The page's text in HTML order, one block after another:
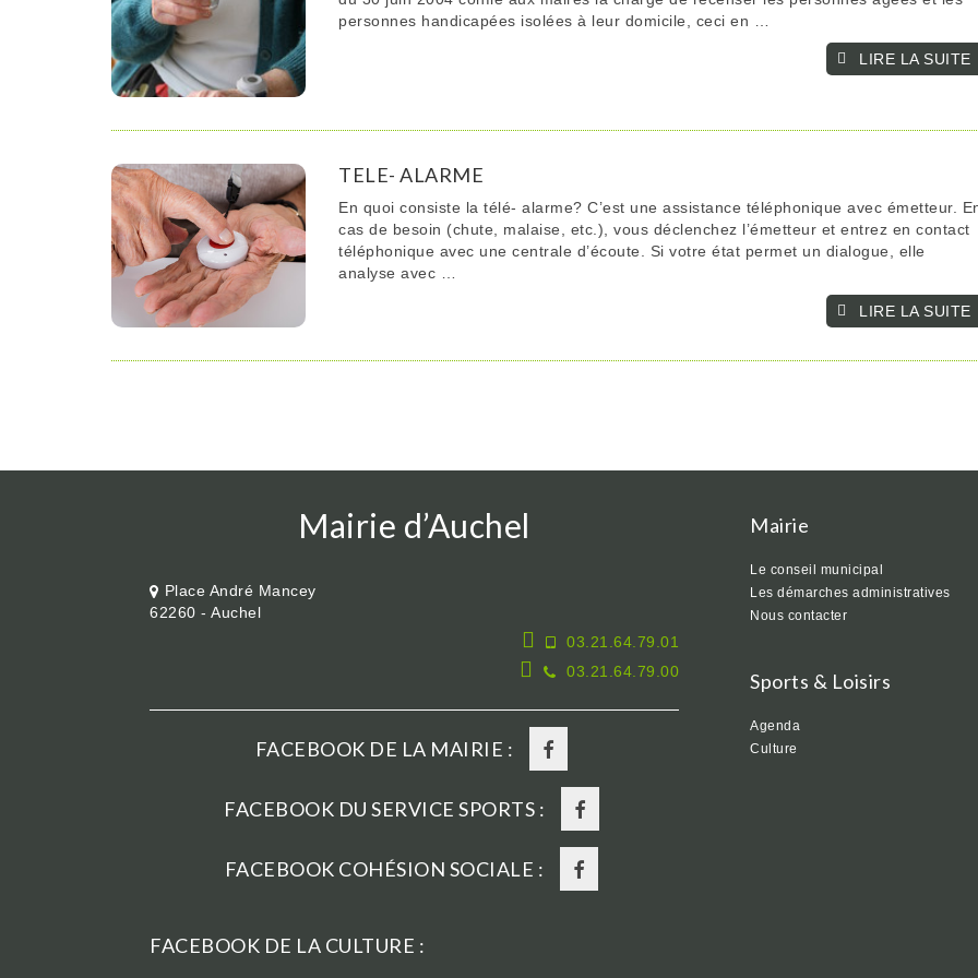
personnes handicapées isolées à leur domicile, ceci en …
LIRE LA SUITE­­
TELE- ALARME
En quoi consiste la télé- alarme? C’est une assistance téléphonique avec émetteur.
cas de besoin (chute, malaise, etc.), vous déclenchez l’émetteur et entrez en contact
téléphonique avec une centrale d’écoute. Si votre état permet un dialogue, elle
analyse avec …
LIRE LA SUITE­­
Mairie d’Auchel
Place André Mancey
62260 - Auchel
03.21.64.79.01
03.21.64.79.00
FACEBOOK DE LA MAIRIE :
FACEBOOK DU SERVICE SPORTS :
FACEBOOK COHÉSION SOCIALE :
FACEBOOK DE LA CULTURE :
Mairie
Le conseil municipal
Les démarches administratives
Nous contacter
Sports & Loisirs
Agenda
Culture